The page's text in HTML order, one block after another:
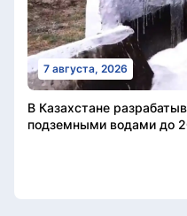
7 августа, 2026
В Казахстане
подземными водами до